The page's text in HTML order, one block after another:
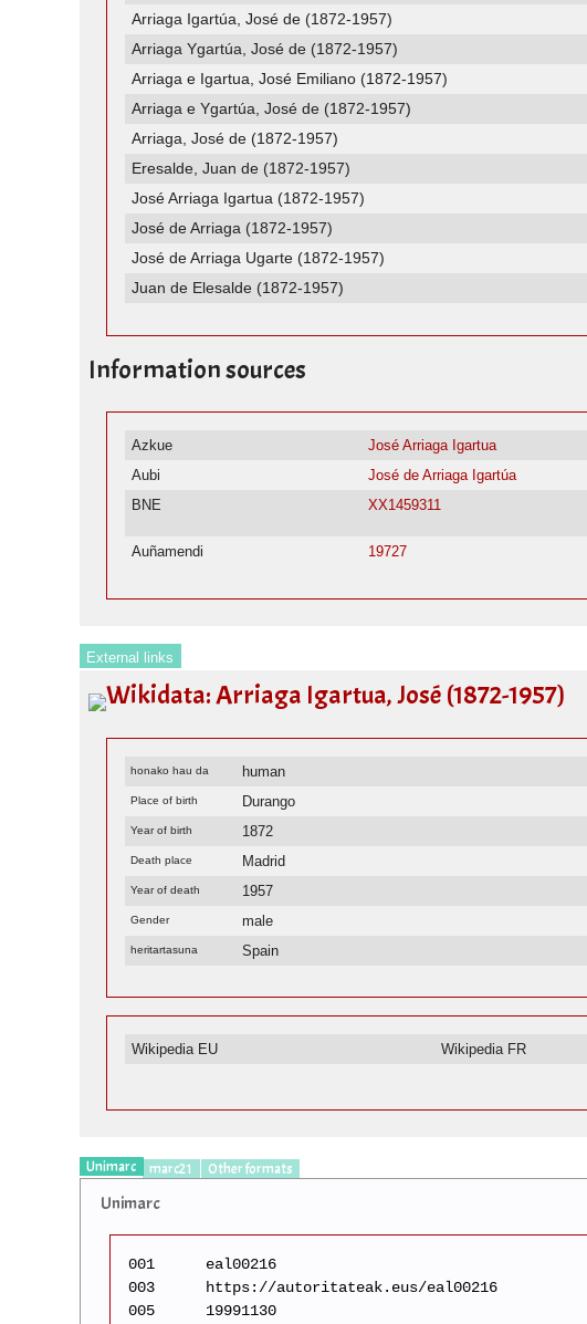
Arriaga Igartúa, José de (1872-1957)
Arriaga Ygartúa, José de (1872-1957)
Arriaga e Igartua, José Emiliano (1872-1957)
Arriaga e Ygartúa, José de (1872-1957)
Arriaga, José de (1872-1957)
Eresalde, Juan de (1872-1957)
José Arriaga Igartua (1872-1957)
José de Arriaga (1872-1957)
José de Arriaga Ugarte (1872-1957)
Juan de Elesalde (1872-1957)
Information sources
Azkue José Arriaga Igartua
Aubi
José de Arriaga Igartúa
BNE
XX1459311
Auñamendi
19727
External links
Wikidata: Arriaga Igartua, José (1872-1957)
honako hau da human
Place of birth Durango
Year of birth 1872
Death place Madrid
Year of death 1957
Gender male
heritartasuna Spain
Wikipedia EU Wikipedia FR
Unimarc marc21 Other formats
Unimarc
001
eal00216
003
https://autoritateak.eus/eal00216
005
19991130